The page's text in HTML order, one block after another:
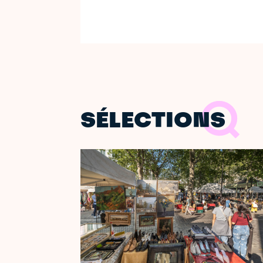
SÉLECTIONS